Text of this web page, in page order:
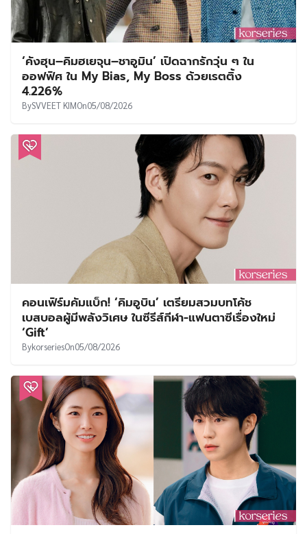
‘คังฮุน–คิมฮเยจุน–ชาอูมิน’ เปิดฉากรักวุ่น ๆ ใน
ออฟฟิศ ใน My Bias, My Boss ด้วยเรตติ้ง
4.226%
BySVVEET KIMOn05/08/2026
คอนเฟิร์มคัมแบ็ก! ‘คิมอูบิน’ เตรียมสวมบทโค้ช
เบสบอลผู้มีพลังวิเศษ ในซีรีส์กีฬา-แฟนตาซีเรื่องใหม่
‘Gift’
BykorseriesOn05/08/2026